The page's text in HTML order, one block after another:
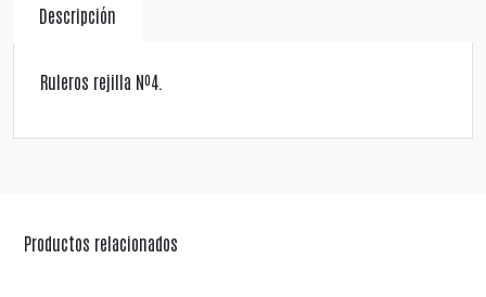
Descripción
Ruleros rejilla Nº4.
Productos relacionados